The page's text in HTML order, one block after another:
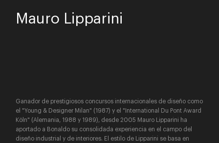
Mauro Lipparini
Ganador de prestigiosos concursos internacionales de diseño como
el "Young & Designer Milan" (1987) y el "International Du Pont Award
Köln" (Alemania, 1988 y 1989), desde 2005 Mauro Lipparini ha
aportado a Bonaldo su consolidada experiencia en el campo del
diseño industrial y de interiores. El estilo de Lipparini se basa en